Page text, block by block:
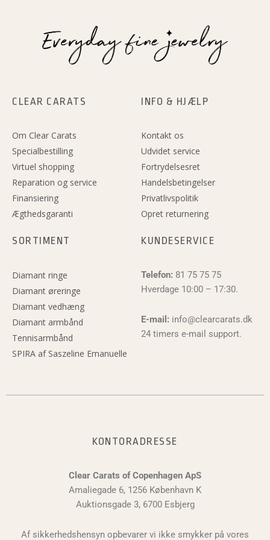
CLEAR CARATS
Om Clear Carats
Specialbestilling
Virtuel shopping
Reparation og service
Finansiering
Ægthedsgaranti
INFO & HJÆLP
Kontakt os
Udvidet service
Fortrydelsesret
Handelsbetingelser
Privatlivspolitik
Opret returnering
SORTIMENT
Diamant ringe
Diamant øreringe
Diamant vedhæng
Diamant armbånd
Tennisarmbånd
SPIRA af Saszeline Emanuelle
KUNDESERVICE
Telefon: 81 75 75 75
Hverdage 10:00 – 17:30.
E-mail: info@clearcarats.dk
24 timers e-mail support.
KONTORADRESSE
Clear Carats of Copenhagen ApS
Amaliegade 6, 1256 København K
Auktionsgade 3, 6700 Esbjerg
Af sikkerhedshensyn opbevarer vi ikke smykker på vores